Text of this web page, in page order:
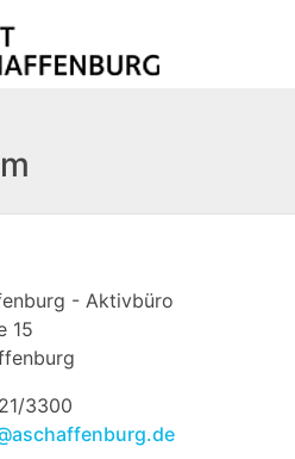
- Aktivbüro
15
3300